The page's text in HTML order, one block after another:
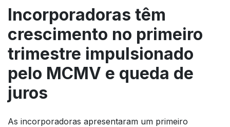
Incorporadoras têm
crescimento no primeiro
trimestre impulsionado
pelo MCMV e queda de
juros
As incorporadoras apresentaram um primeiro